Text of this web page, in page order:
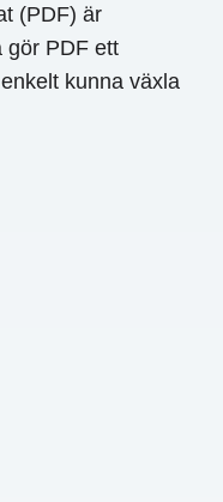
(PDF) är
gör PDF ett
kunna växla